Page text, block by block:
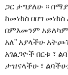
ጋር ታግያለሁ ።
ከመነከስ በበግ
በምእመንም
አለ” እያላችሁ
አገልጋዮች በርቱ ፣
ታዝናላችሁ ፣